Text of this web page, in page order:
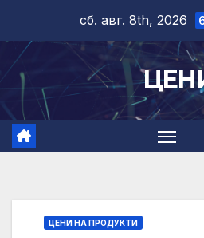
content
сб. авг. 8th, 2026
ЦЕНИ НА ПРОДУКТИ